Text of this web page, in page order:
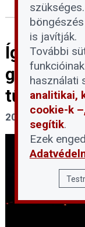
Így léphet
2026. július 29.
is javítják.
További
használati
analitikai,
cookie-k
segítik.
Ezek